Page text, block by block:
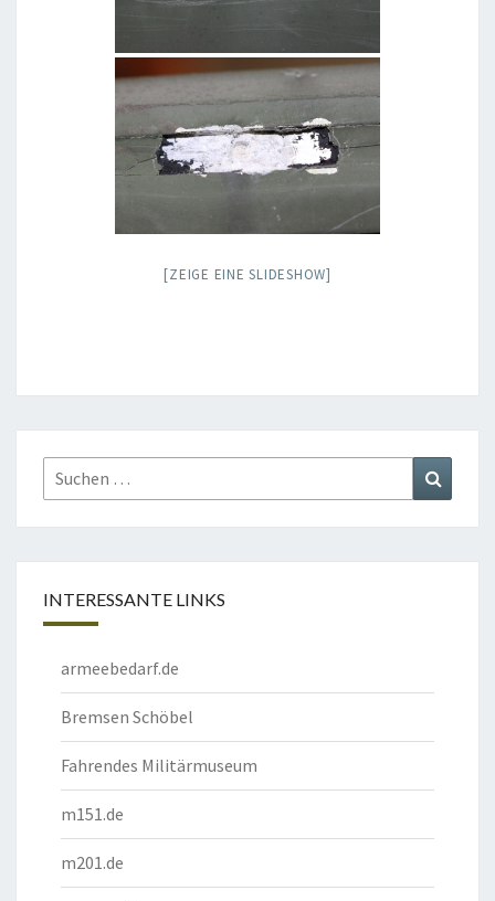
[ZEIGE EINE SLIDESHOW]
Suchen
nach:
INTERESSANTE LINKS
armeebedarf.de
Bremsen Schöbel
Fahrendes Militärmuseum
m151.de
m201.de